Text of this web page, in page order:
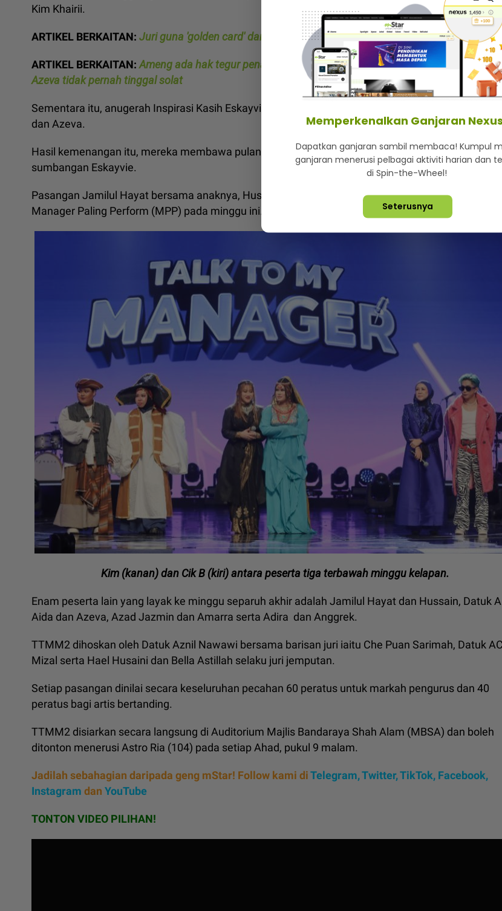
Kim Khairii.
ARTIKEL BERKAITAN: Juri guna 'golden card' dan imuniti penaja... Anggrek, Azeva terselamat
ARTIKEL BERKAITAN: Ameng ada hak tegur penampilan anak! A Aida minta peminat tak terus
Azeva tidak pernah tinggal solat
Sementara itu, anugerah Inspirasi Kasih Eskayvie untuk minggu kelapan menjadi milik Datuk A.
dan Azeva.
Hasil kemenangan itu, mereka membawa pulang wang tunai sebanyak RM2,000 dan juga hamper
sumbangan Eskayvie.
Pasangan Jamilul Hayat bersama anaknya, Hussain sekali lagi berjaya membawa pulang trofi
Manager Paling Perform (MPP) pada minggu ini.
Kim (kanan) dan Cik B (kiri) antara peserta tiga terbawah minggu kelapan.
Enam peserta lain yang layak ke minggu separuh akhir adalah Jamilul Hayat dan Hussain, Datuk
Aida dan Azeva, Azad Jazmin dan Amarra serta Adira dan Anggrek.
TTMM2 dihoskan oleh Datuk Aznil Nawawi bersama barisan juri iaitu Che Puan Sarimah, Datuk AC
Mizal serta Hael Husaini dan Bella Astillah selaku juri jemputan.
Setiap pasangan dinilai secara keseluruhan pecahan 60 peratus untuk markah pengurus dan 40
peratus bagi artis bertanding.
TTMM2 disiarkan secara langsung di Auditorium Majlis Bandaraya Shah Alam (MBSA) dan boleh
ditonton menerusi Astro Ria (104) pada setiap Ahad, pukul 9 malam.
Jadilah sebahagian daripada geng mStar! Follow kami diTelegram,Twitter,TikTok, Facebook,
Instagram dan YouTube
TONTON VIDEO PILIHAN!
Memperkenalkan Ganjaran
Dapatkan ganjaran sambil membaca! Kumpul
ganjaran menerusi pelbagai aktiviti harian dan
di Spin-the-Wheel!
Seterusnya